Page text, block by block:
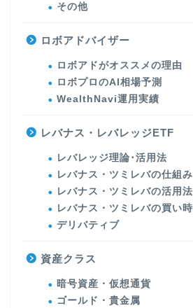
その他
ロボアドバイザー
ロボアドがオススメの理由
ロボプロのAI相場予測
WealthNavi運用実績
レバナス・レバレッジETF
レバレッジ理論･活用法
レバナス・ツミレバの仕組み
レバナス・ツミレバの活用法
レバナス・ツミレバの買い時
デリバティブ
資産クラス
暗号資産・仮想通貨
ゴールド・貴金属